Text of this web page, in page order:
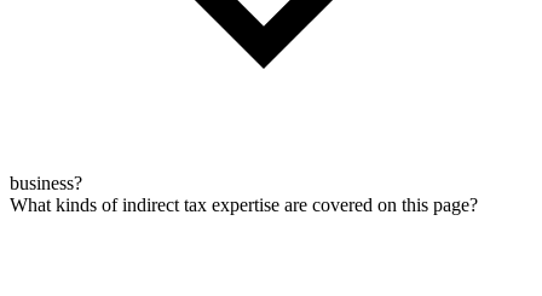
business?
What kinds of indirect tax expertise are covered on this page?